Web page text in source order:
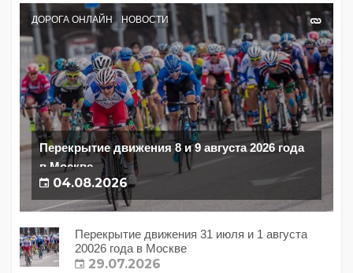
ДОРОГА ОНЛАЙН НОВОСТИ
Перекрытие движения 8 и 9 августа 2026 года
в Москве
04.08.2026
Перекрытие движения 31 июля и 1 августа
20026 года в Москве
29.07.2026